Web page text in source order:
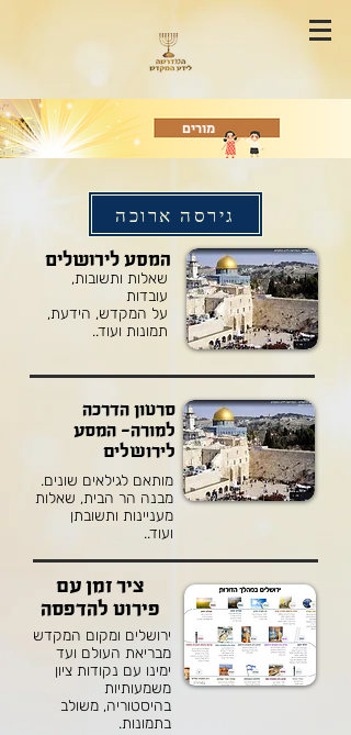
מורים
גירסה ארוכה
המסע לירושלים
שאלות ותשובות,
עובדות
על המקדש, הידעת,
תמונות ועוד..
סרטון הדרכה
למורה- המסע
לירושלים
מותאם לגילאים שונים.
מבנה הר הבית, שאלות
מעניינות ותשובתן
ועוד..
ציר זמן עם
פירוט להדפסה
ירושלים ומקום המקדש
מבריאת העולם ועד
ימינו עם נקודות ציון
משמעותיות
בהיסטוריה, משולב
בתמונות.